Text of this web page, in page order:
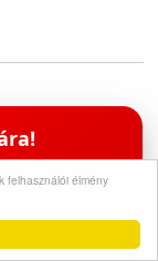
felhasználói élmény